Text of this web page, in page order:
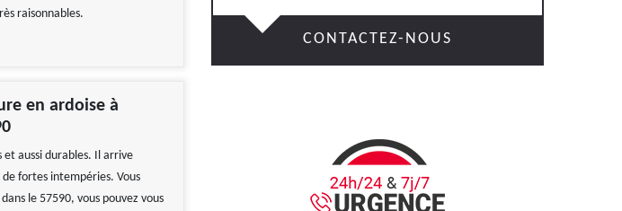
raisonnables.
en ardoise à
aussi durables. Il arrive
de fortes intempéries. Vous
le 57590, vous pouvez vous
CONTACTEZ-NOUS